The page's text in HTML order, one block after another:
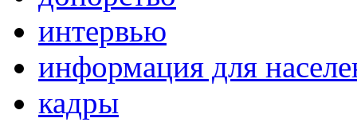
интервью
информация для
кадры